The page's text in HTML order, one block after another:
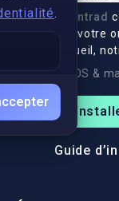
.
InstallezSwantrad
téléphone et votre
l’écran d’accueil,
iOS &
Guide